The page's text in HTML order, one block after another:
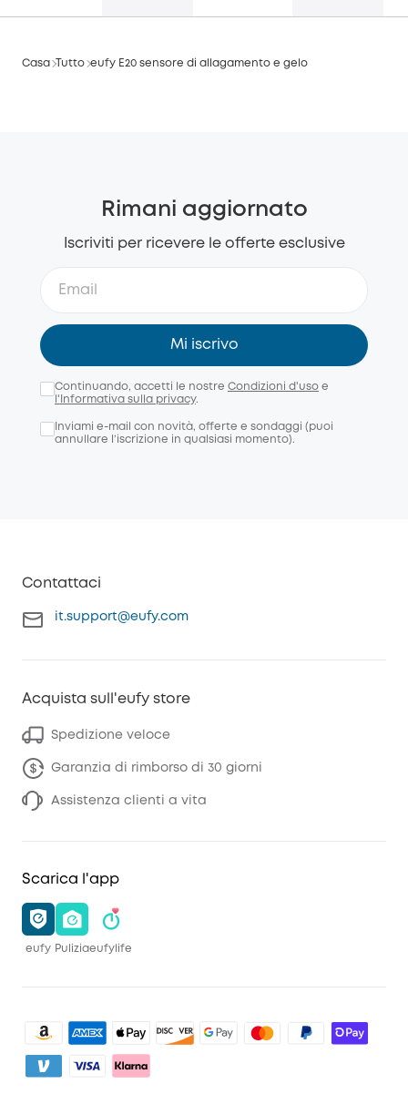
Casa Tutto eufy E20 sensore di allagamento e gelo
Rimani aggiornato
Iscriviti per ricevere le offerte esclusive
Mi iscrivo
Continuando, accetti le nostre Condizioni d'uso e
l'Informativa sulla privacy.
Inviami e-mail con novità, offerte e sondaggi (puoi
annullare l’iscrizione in qualsiasi momento).
Contattaci
it.support@eufy.com
Acquista sull'eufy store
Spedizione veloce
Garanzia di rimborso di 30 giorni
Assistenza clienti a vita
Scarica l'app
eufy Puliziaeufylife